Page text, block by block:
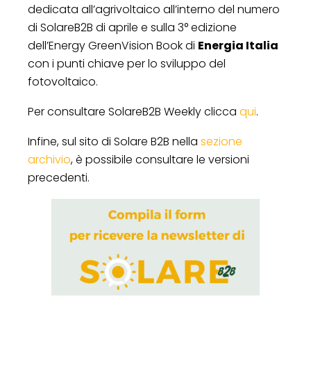
dedicata all’agrivoltaico all’interno del numero
di SolareB2B di aprile e sulla 3° edizione
dell’Energy GreenVision Book di Energia Italia
con i punti chiave per lo sviluppo del
fotovoltaico.
Per consultare SolareB2B Weekly clicca qui.
Infine, sul sito di Solare B2B nella sezione
archivio, è possibile consultare le versioni
precedenti.